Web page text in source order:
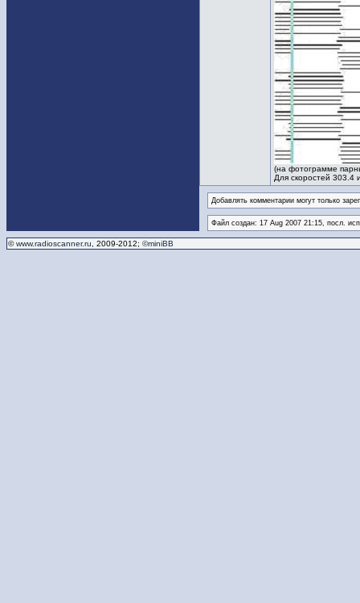
(на фотограмме
Для скоростей 303.4
Добавлять комментарии могут только
Файл создан: 17 Aug 2007 21:15, посл.
©www.radioscanner.ru , 2009-2012; ©miniBB